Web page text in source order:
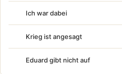
Ich war dabei
Krieg ist angesagt
Eduard gibt nicht auf